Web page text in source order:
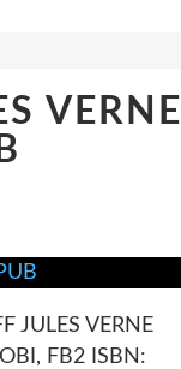
VERNE
JULES VERNE
FB2 ISBN: